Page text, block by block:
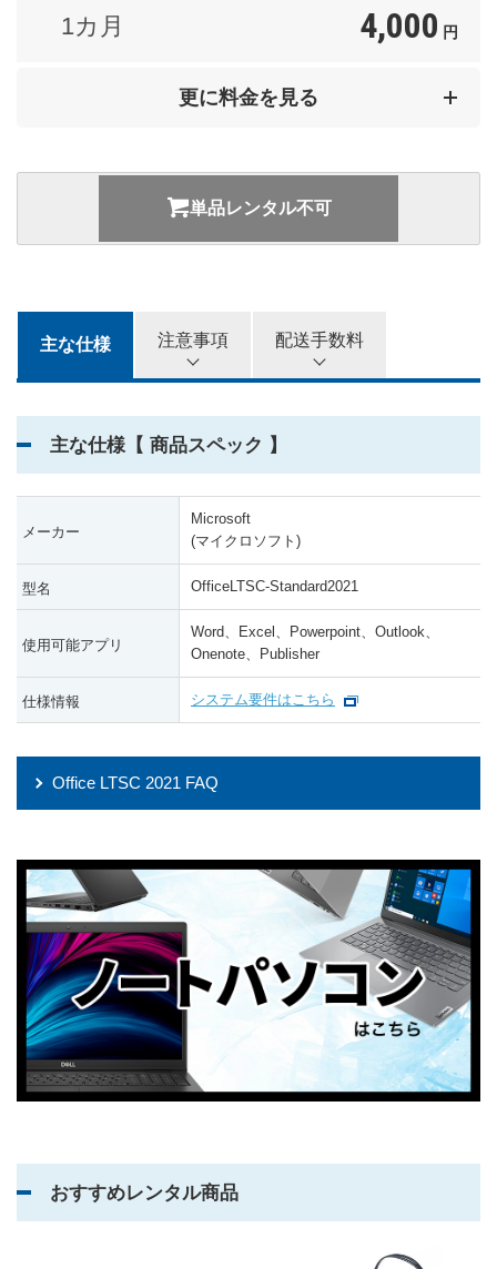
1カ月 4,000 円
円
3カ月 12,000円
4カ月 16,000
5カ月
6カ月 24,000
更に料金を見る
単品レンタル不可
主な仕様 注意事項 配送手数料
主な仕様【 商品スペック 】
メーカー
Microsoft
(マイクロソフト)
型名 OfficeLTSC-Standard2021
使用可能アプリ
Word、Excel、Powerpoint、Outlook、
Onenote、Publisher
仕様情報 システム要件はこちら
Office LTSC 2021 FAQ
おすすめレンタル商品